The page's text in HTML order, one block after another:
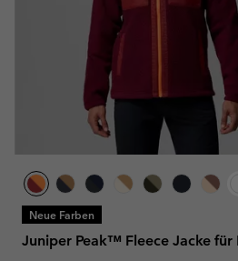
Neue Farben
Juniper Peak™ Fleece Jacke für